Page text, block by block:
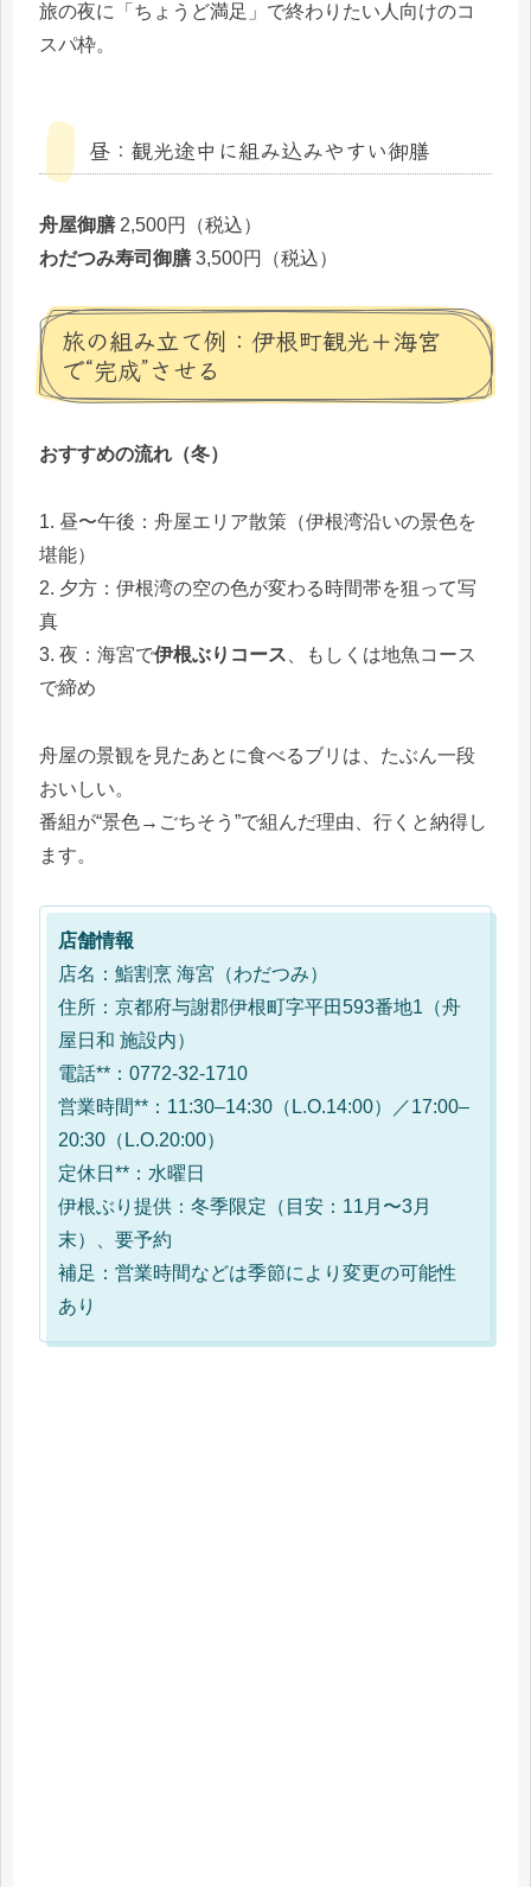
旅の夜に「ちょうど満足」で終わりたい人向けのコ
スパ枠。
昼：観光途中に組み込みやすい御膳
舟屋御膳2,500円（税込）
わだつみ寿司御膳3,500円（税込）
旅の組み立て例：伊根町観光＋海宮
で“完成”させる
おすすめの流れ（冬）
1. 昼〜午後：舟屋エリア散策（伊根湾沿いの景色を
堪能）
2. 夕方：伊根湾の空の色が変わる時間帯を狙って写
真
3. 夜：海宮で伊根ぶりコース 、もしくは地魚コース
で締め
舟屋の景観を見たあとに食べるブリは、たぶん一段
おいしい。
番組が“景色→ごちそう”で組んだ理由、行くと納得し
ます。
店舗情報
店名：鮨割烹 海宮（わだつみ）
住所：京都府与謝郡伊根町字平田593番地1（舟
屋日和 施設内）
電話**：0772-32-1710
営業時間**：11:30–14:30（L.O.14:00）／17:00–
20:30（L.O.20:00）
定休日**：水曜日
伊根ぶり提供：冬季限定（目安：11月〜3月
末）、要予約
補足：営業時間などは季節により変更の可能性
あり